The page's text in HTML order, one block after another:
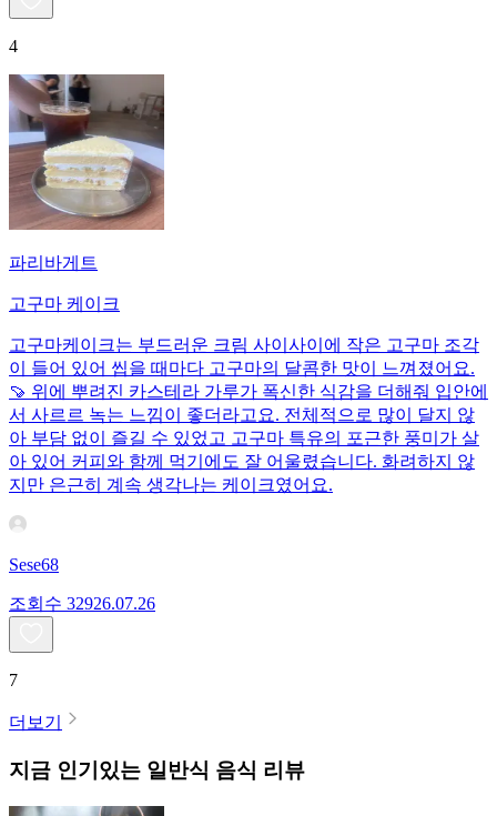
4
파리바게트
고구마 케이크
고구마케이크는 부드러운 크림 사이사이에 작은 고구마 조각
이 들어 있어 씹을 때마다 고구마의 달콤한 맛이 느껴졌어요.
🍠 위에 뿌려진 카스테라 가루가 폭신한 식감을 더해줘 입안에
서 사르르 녹는 느낌이 좋더라고요. 전체적으로 많이 달지 않
아 부담 없이 즐길 수 있었고 고구마 특유의 포근한 풍미가 살
아 있어 커피와 함께 먹기에도 잘 어울렸습니다. 화려하지 않
지만 은근히 계속 생각나는 케이크였어요.
Sese68
조회수 32926.07.26
7
더보기
지금 인기있는 일반식 음식 리뷰